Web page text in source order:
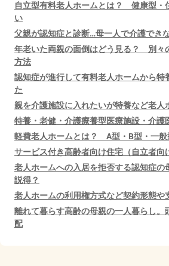
自立型有料老人ホームとは？ 健康型・
い
父親が認知症と診断…母一人で介護でき
年老いた両親の面倒はどう見る？ 別々
方法
認知症が進行して有料老人ホームから特
た
親を介護施設に入れたいが特養など老
特養・老健・介護療養型医療施設・介護
軽費老人ホームとは？ A型・B型・一般
サービス付き高齢者向け住宅（自立者向
老人ホームへの入居を拒否する認知症の
説得？
老人ホームの利用権方式など契約形態や
離れて暮らす高齢の母親の一人暮らし。
配